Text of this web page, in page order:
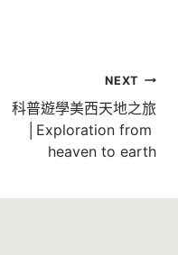
NEXT
科普遊學美西天地之旅
│Exploration from
heaven to earth